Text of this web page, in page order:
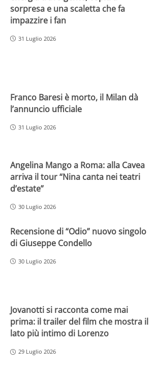
sorpresa e una scaletta che fa
impazzire i fan
31 Luglio 2026
Franco Baresi è morto, il Milan dà
l’annuncio ufficiale
31 Luglio 2026
Angelina Mango a Roma: alla Cavea
arriva il tour “Nina canta nei teatri
d’estate”
30 Luglio 2026
Recensione di “Odio” nuovo singolo
di Giuseppe Condello
30 Luglio 2026
Jovanotti si racconta come mai
prima: il trailer del film che mostra il
lato più intimo di Lorenzo
29 Luglio 2026